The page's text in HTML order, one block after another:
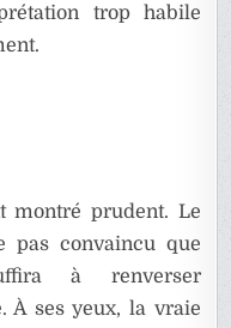
trop habile
montré prudent. Le
pas convaincu que
à renverser
À ses yeux, la vraie